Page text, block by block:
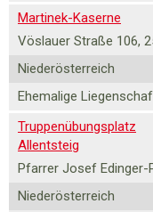
Martinek-Kaserne
Vöslauer Straße 106,
Niederösterreich
Ehemalige
Truppenübungsplatz
Allentsteig
Pfarrer Josef Edinger-
Niederösterreich